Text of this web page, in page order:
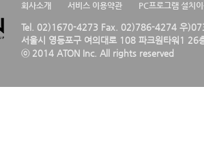
회사소개 서비스 이용약관 PC프로그램 설치
Tel. 02)1670-4273 Fax. 02)786-4274 우
서울시 영등포구 여의대로 108 파크원타워1 26
ⓒ 2014 ATON Inc. All rights reserved